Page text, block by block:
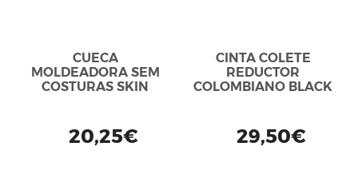
CUECA
MOLDEADORA SEM
COSTURAS SKIN
20,25€
CINTA COLETE
REDUCTOR
COLOMBIANO BLACK
29,50€